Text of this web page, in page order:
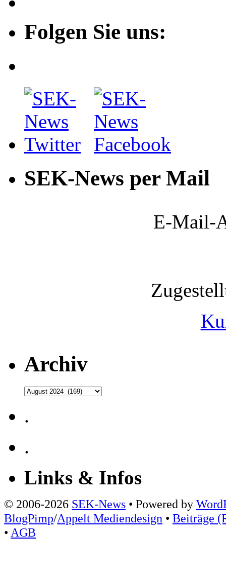
Folgen Sie uns:
SEK-News per Mail
E-Mail-
Archiv
Archiv
.
.
Links & Infos
© 2006-2026 SEK-News • Powered by
BlogPimp/Appelt Mediendesign • Beiträge
• AGB